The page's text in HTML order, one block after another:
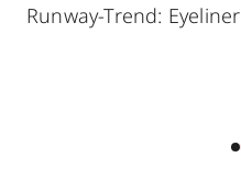
Runway-Trend: Eyeliner